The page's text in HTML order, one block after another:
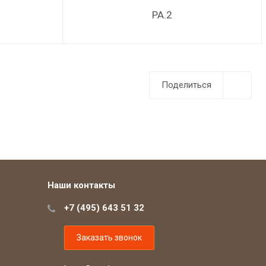
PA.2
Поделиться
Наши контакты
+7 (495) 643 51 32
Заказать звонок